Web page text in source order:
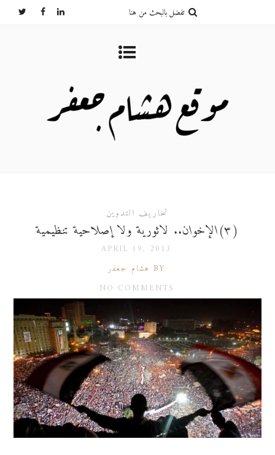
تخاريف التدوين
(٣)الإخوان.. لاثورية ولا إصلاحية تنظيمية
APRIL 19, 2013
BY هشام جعفر
NO COMMENTS